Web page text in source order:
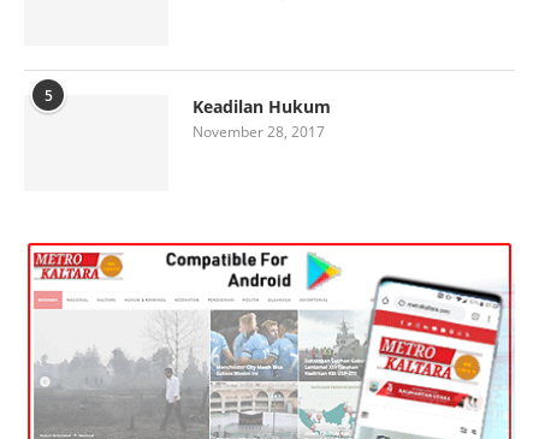
5 Keadilan Hukum
November 28, 2017